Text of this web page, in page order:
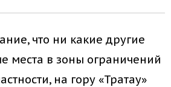
что ни какие другие
места в зоны ограничений
на гору «Тратау»